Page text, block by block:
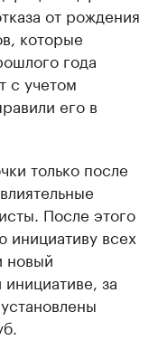
от рождения
которые
года
с учетом
его в
только после
влиятельные
После этого
всех
новый
за